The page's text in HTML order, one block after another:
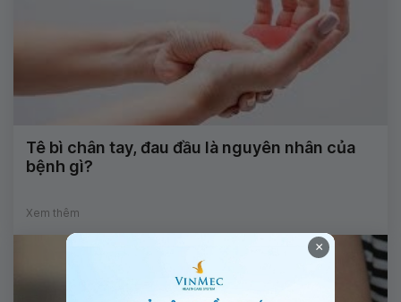
Tê bì chân tay, đau đầu là nguyên nhân của
bệnh gì?
Xem thêm
×